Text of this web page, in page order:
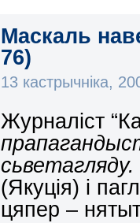
Маскаль
76)
13 кастрычніка,
Журналіст
(Якуція) і
цяпер –